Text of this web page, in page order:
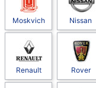
Moskvich Nissan
Renault Rover